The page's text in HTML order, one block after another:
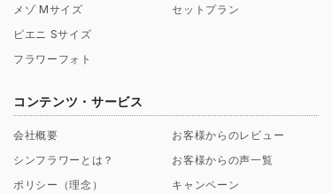
メゾ Mサイズ
ピエニ Sサイズ
フラワーフォト
セットプラン
コンテンツ・サービス
会社概要
シンフラワーとは？
ポリシー（理念）
お客様からのレビュー
お客様からの声一覧
キャンペーン